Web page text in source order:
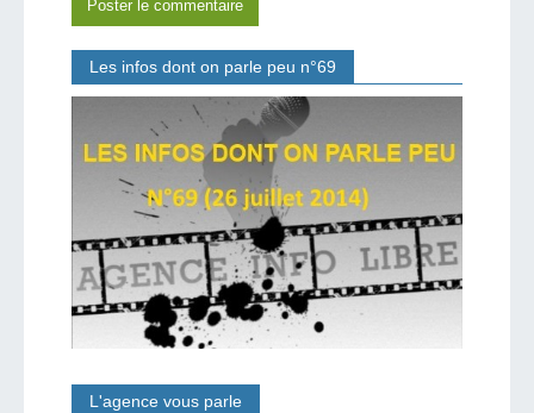
Les infos dont on parle peu n°69
L'agence vous parle